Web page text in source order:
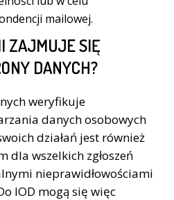
mailowej.
ZAJMUJE SIĘ
DANYCH?
weryfikuje
danych osobowych
działań jest również
wszelkich zgłoszeń
nieprawidłowościami
IOD mogą się więc